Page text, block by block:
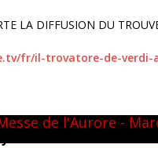
LA DIFFUSION DU
fr/il-trovatore-de-verdi-
1981
Orange
à Turin
- Te Deum de
de l'Aurore -
2013